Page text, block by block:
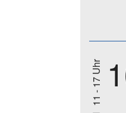
11 - 17 Uhr